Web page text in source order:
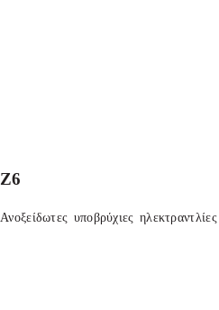
Z6
Ανοξείδωτες υποβρύχιες